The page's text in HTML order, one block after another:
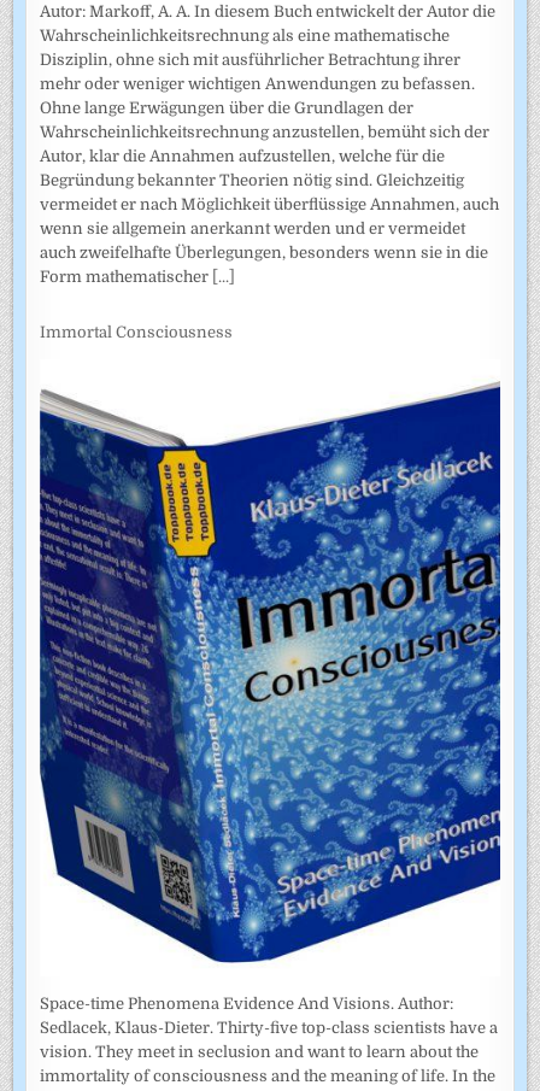
Autor: Markoff, A. A. In diesem Buch entwickelt der Autor die
Wahrscheinlichkeitsrechnung als eine mathematische
Disziplin, ohne sich mit ausführlicher Betrachtung ihrer
mehr oder weniger wichtigen Anwendungen zu befassen.
Ohne lange Erwägungen über die Grundlagen der
Wahrscheinlich­keitsrechnung anzustellen, bemüht sich der
Autor, klar die Annahmen auf­zustellen, welche für die
Begründung bekannter Theorien nötig sind. Gleichzeitig
vermeidet er nach Möglichkeit überflüssige Annahmen, auch
wenn sie allgemein anerkannt werden und er vermeidet
auch zweifel­hafte Überlegungen, besonders wenn sie in die
Form mathematischer [...]
Immortal Consciousness
Space-time Phenomena Evidence And Visions. Author:
Sedlacek, Klaus-Dieter. Thirty-five top-class scientists have a
vision. They meet in seclusion and want to learn about the
immortality of consciousness and the meaning of life. In the